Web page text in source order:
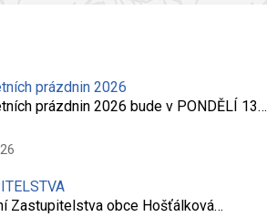
prázdnin 2026
prázdnin 2026 bude v PONDĚLÍ 13…
Zastupitelstva obce Hošťálková…